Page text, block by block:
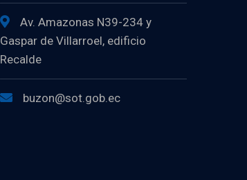
Av. Amazonas N39-234 y
Gaspar de Villarroel, edificio
Recalde
buzon@sot.gob.ec